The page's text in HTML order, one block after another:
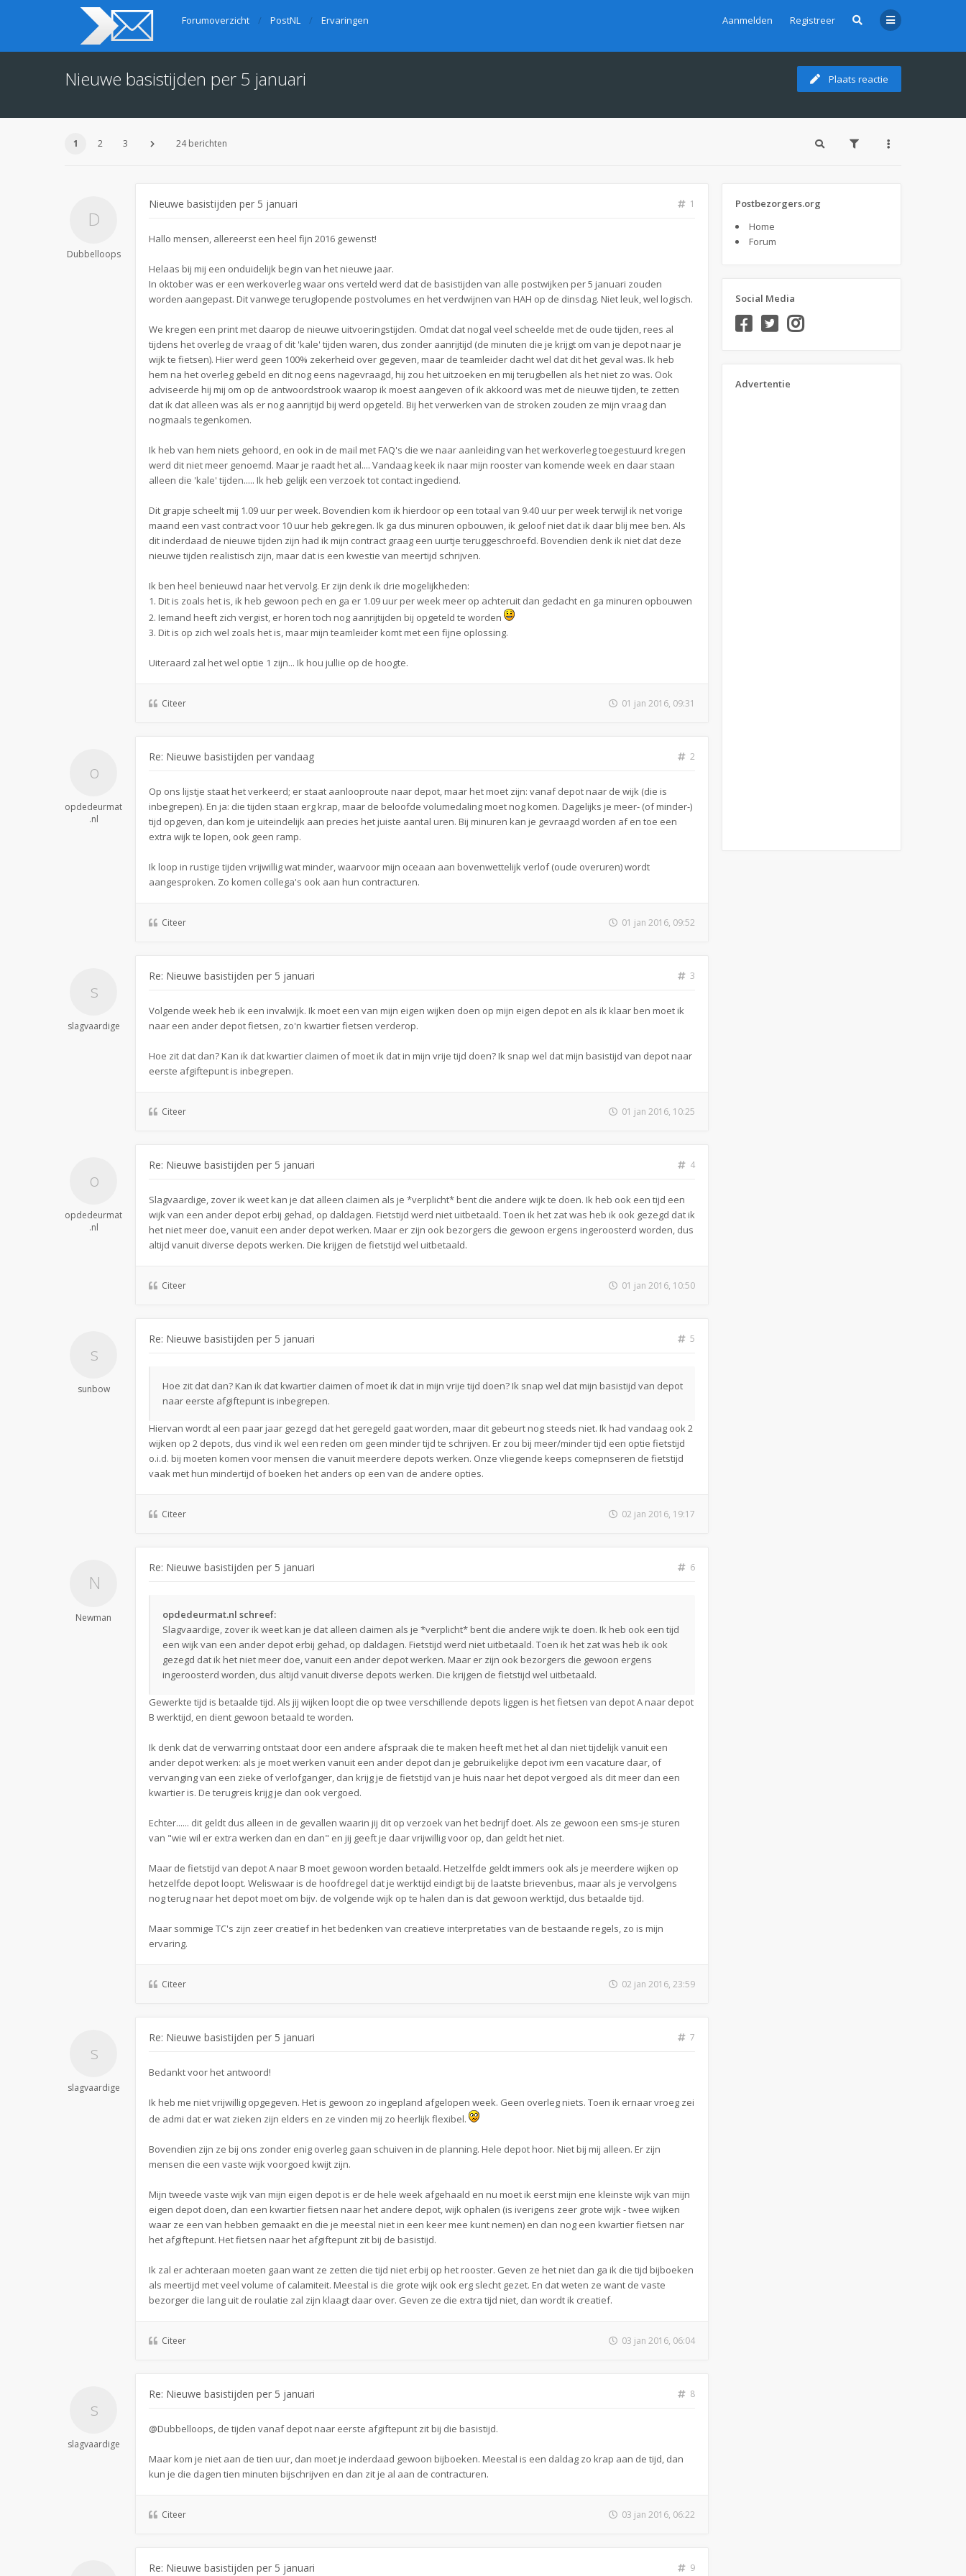
Aanmelden Registreer
Forumoverzicht PostNL Ervaringen
Nieuwe basistijden per 5 januari Plaats reactie
1 2 3 24 berichten
Dubbelloops
Nieuwe basistijden per 5 januari 1
Hallo mensen, allereerst een heel fijn 2016 gewenst!
Helaas bij mij een onduidelijk begin van het nieuwe jaar.
In oktober was er een werkoverleg waar ons verteld werd dat de basistijden van alle postwijken per 5 januari zouden
worden aangepast. Dit vanwege teruglopende postvolumes en het verdwijnen van HAH op de dinsdag. Niet leuk, wel logisch.
We kregen een print met daarop de nieuwe uitvoeringstijden. Omdat dat nogal veel scheelde met de oude tijden, rees al
tijdens het overleg de vraag of dit 'kale' tijden waren, dus zonder aanrijtijd (de minuten die je krijgt om van je depot naar je
wijk te fietsen). Hier werd geen 100% zekerheid over gegeven, maar de teamleider dacht wel dat dit het geval was. Ik heb
hem na het overleg gebeld en dit nog eens nagevraagd, hij zou het uitzoeken en mij terugbellen als het niet zo was. Ook
adviseerde hij mij om op de antwoordstrook waarop ik moest aangeven of ik akkoord was met de nieuwe tijden, te zetten
dat ik dat alleen was als er nog aanrijtijd bij werd opgeteld. Bij het verwerken van de stroken zouden ze mijn vraag dan
nogmaals tegenkomen.
Ik heb van hem niets gehoord, en ook in de mail met FAQ's die we naar aanleiding van het werkoverleg toegestuurd kregen
werd dit niet meer genoemd. Maar je raadt het al.... Vandaag keek ik naar mijn rooster van komende week en daar staan
alleen die 'kale' tijden..... Ik heb gelijk een verzoek tot contact ingediend.
Dit grapje scheelt mij 1.09 uur per week. Bovendien kom ik hierdoor op een totaal van 9.40 uur per week terwijl ik net vorige
maand een vast contract voor 10 uur heb gekregen. Ik ga dus minuren opbouwen, ik geloof niet dat ik daar blij mee ben. Als
dit inderdaad de nieuwe tijden zijn had ik mijn contract graag een uurtje teruggeschroefd. Bovendien denk ik niet dat deze
nieuwe tijden realistisch zijn, maar dat is een kwestie van meertijd schrijven.
Ik ben heel benieuwd naar het vervolg. Er zijn denk ik drie mogelijkheden:
1. Dit is zoals het is, ik heb gewoon pech en ga er 1.09 uur per week meer op achteruit dan gedacht en ga minuren opbouwen
2. Iemand heeft zich vergist, er horen toch nog aanrijtijden bij opgeteld te worden
3. Dit is op zich wel zoals het is, maar mijn teamleider komt met een fijne oplossing.
Uiteraard zal het wel optie 1 zijn... Ik hou jullie op de hoogte.
Citeer 01 jan 2016, 09:31
opdedeurmat
.nl
Re: Nieuwe basistijden per vandaag 2
Op ons lijstje staat het verkeerd; er staat aanlooproute naar depot, maar het moet zijn: vanaf depot naar de wijk (die is
inbegrepen). En ja: die tijden staan erg krap, maar de beloofde volumedaling moet nog komen. Dagelijks je meer- (of minder-)
tijd opgeven, dan kom je uiteindelijk aan precies het juiste aantal uren. Bij minuren kan je gevraagd worden af en toe een
extra wijk te lopen, ook geen ramp.
Ik loop in rustige tijden vrijwillig wat minder, waarvoor mijn oceaan aan bovenwettelijk verlof (oude overuren) wordt
aangesproken. Zo komen collega's ook aan hun contracturen.
Citeer 01 jan 2016, 09:52
slagvaardige
Re: Nieuwe basistijden per 5 januari 3
Volgende week heb ik een invalwijk. Ik moet een van mijn eigen wijken doen op mijn eigen depot en als ik klaar ben moet ik
naar een ander depot fietsen, zo'n kwartier fietsen verderop.
Hoe zit dat dan? Kan ik dat kwartier claimen of moet ik dat in mijn vrije tijd doen? Ik snap wel dat mijn basistijd van depot naar
eerste afgiftepunt is inbegrepen.
Citeer 01 jan 2016, 10:25
opdedeurmat
.nl
Re: Nieuwe basistijden per 5 januari 4
Slagvaardige, zover ik weet kan je dat alleen claimen als je *verplicht* bent die andere wijk te doen. Ik heb ook een tijd een
wijk van een ander depot erbij gehad, op daldagen. Fietstijd werd niet uitbetaald. Toen ik het zat was heb ik ook gezegd dat ik
het niet meer doe, vanuit een ander depot werken. Maar er zijn ook bezorgers die gewoon ergens ingeroosterd worden, dus
altijd vanuit diverse depots werken. Die krijgen de fietstijd wel uitbetaald.
Citeer 01 jan 2016, 10:50
sunbow
Re: Nieuwe basistijden per 5 januari 5
Hoe zit dat dan? Kan ik dat kwartier claimen of moet ik dat in mijn vrije tijd doen? Ik snap wel dat mijn basistijd van depot
naar eerste afgiftepunt is inbegrepen.
Hiervan wordt al een paar jaar gezegd dat het geregeld gaat worden, maar dit gebeurt nog steeds niet. Ik had vandaag ook 2
wijken op 2 depots, dus vind ik wel een reden om geen minder tijd te schrijven. Er zou bij meer/minder tijd een optie fietstijd
o.i.d. bij moeten komen voor mensen die vanuit meerdere depots werken. Onze vliegende keeps comepnseren de fietstijd
vaak met hun mindertijd of boeken het anders op een van de andere opties.
Citeer 02 jan 2016, 19:17
Newman
Re: Nieuwe basistijden per 5 januari 6
opdedeurmat.nl schreef:
Slagvaardige, zover ik weet kan je dat alleen claimen als je *verplicht* bent die andere wijk te doen. Ik heb ook een tijd
een wijk van een ander depot erbij gehad, op daldagen. Fietstijd werd niet uitbetaald. Toen ik het zat was heb ik ook
gezegd dat ik het niet meer doe, vanuit een ander depot werken. Maar er zijn ook bezorgers die gewoon ergens
ingeroosterd worden, dus altijd vanuit diverse depots werken. Die krijgen de fietstijd wel uitbetaald.
Gewerkte tijd is betaalde tijd. Als jij wijken loopt die op twee verschillende depots liggen is het fietsen van depot A naar depot
B werktijd, en dient gewoon betaald te worden.
Ik denk dat de verwarring ontstaat door een andere afspraak die te maken heeft met het al dan niet tijdelijk vanuit een
ander depot werken: als je moet werken vanuit een ander depot dan je gebruikelijke depot ivm een vacature daar, of
vervanging van een zieke of verlofganger, dan krijg je de fietstijd van je huis naar het depot vergoed als dit meer dan een
kwartier is. De terugreis krijg je dan ook vergoed.
Echter...... dit geldt dus alleen in de gevallen waarin jij dit op verzoek van het bedrijf doet. Als ze gewoon een sms-je sturen
van "wie wil er extra werken dan en dan" en jij geeft je daar vrijwillig voor op, dan geldt het niet.
Maar de fietstijd van depot A naar B moet gewoon worden betaald. Hetzelfde geldt immers ook als je meerdere wijken op
hetzelfde depot loopt. Weliswaar is de hoofdregel dat je werktijd eindigt bij de laatste brievenbus, maar als je vervolgens
nog terug naar het depot moet om bijv. de volgende wijk op te halen dan is dat gewoon werktijd, dus betaalde tijd.
Maar sommige TC's zijn zeer creatief in het bedenken van creatieve interpretaties van de bestaande regels, zo is mijn
ervaring.
Citeer 02 jan 2016, 23:59
slagvaardige
Re: Nieuwe basistijden per 5 januari 7
Bedankt voor het antwoord!
Ik heb me niet vrijwillig opgegeven. Het is gewoon zo ingepland afgelopen week. Geen overleg niets. Toen ik ernaar vroeg zei
de admi dat er wat zieken zijn elders en ze vinden mij zo heerlijk flexibel.
Bovendien zijn ze bij ons zonder enig overleg gaan schuiven in de planning. Hele depot hoor. Niet bij mij alleen. Er zijn
mensen die een vaste wijk voorgoed kwijt zijn.
Mijn tweede vaste wijk van mijn eigen depot is er de hele week afgehaald en nu moet ik eerst mijn ene kleinste wijk van mijn
eigen depot doen, dan een kwartier fietsen naar het andere depot, wijk ophalen (is iverigens zeer grote wijk - twee wijken
waar ze een van hebben gemaakt en die je meestal niet in een keer mee kunt nemen) en dan nog een kwartier fietsen nar
het afgiftepunt. Het fietsen naar het afgiftepunt zit bij de basistijd.
Ik zal er achteraan moeten gaan want ze zetten die tijd niet erbij op het rooster. Geven ze het niet dan ga ik die tijd bijboeken
als meertijd met veel volume of calamiteit. Meestal is die grote wijk ook erg slecht gezet. En dat weten ze want de vaste
bezorger die lang uit de roulatie zal zijn klaagt daar over. Geven ze die extra tijd niet, dan wordt ik creatief.
Citeer 03 jan 2016, 06:04
slagvaardige
Re: Nieuwe basistijden per 5 januari 8
@Dubbelloops, de tijden vanaf depot naar eerste afgiftepunt zit bij die basistijd.
Maar kom je niet aan de tien uur, dan moet je inderdaad gewoon bijboeken. Meestal is een daldag zo krap aan de tijd, dan
kun je die dagen tien minuten bijschrijven en dan zit je al aan de contracturen.
Citeer 03 jan 2016, 06:22
Re: Nieuwe basistijden per 5 januari 9
Postbezorgers.org
Home
Forum
Social Media
Advertentie